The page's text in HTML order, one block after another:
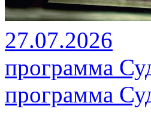
27.07.2026
программа
программа